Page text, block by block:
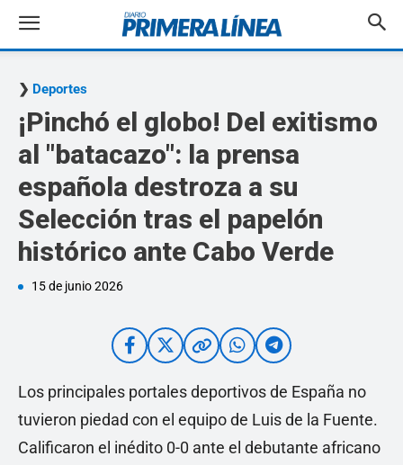
Deportes
¡Pinchó el globo! Del exitismo
al "batacazo": la prensa
española destroza a su
Selección tras el papelón
histórico ante Cabo Verde
15 de junio 2026
Los principales portales deportivos de España no
tuvieron piedad con el equipo de Luis de la Fuente.
Calificaron el inédito 0-0 ante el debutante africano